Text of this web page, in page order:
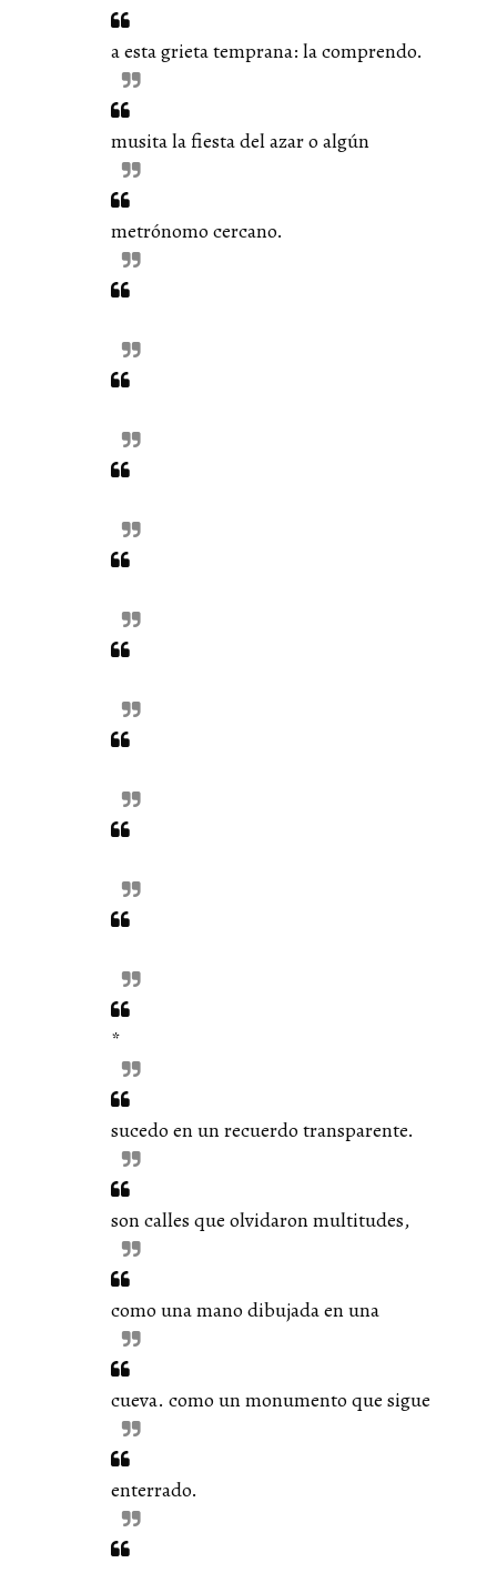
a esta grieta temprana: la comprendo.
musita la fiesta del azar o algún
metrónomo cercano.
*
sucedo en un recuerdo transparente.
son calles que olvidaron multitudes,
como una mano dibujada en una
cueva. como un monumento que sigue
enterrado.